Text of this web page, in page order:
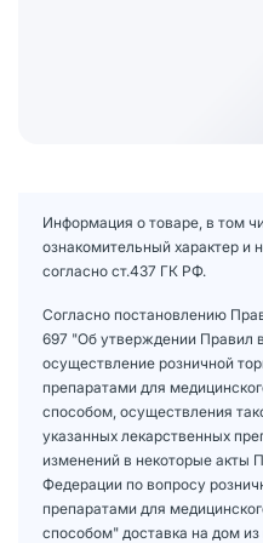
Информация о товаре, в том
ознакомительный характер и
согласно ст.437 ГК РФ.
Согласно постановлению
697 "Об утверждении Правил
осуществление розничной
препаратами для
способом, осуществления
указанных лекарственных
изменений в некоторые акты
Федерации по вопросу
препаратами для
способом" доставка на дом из